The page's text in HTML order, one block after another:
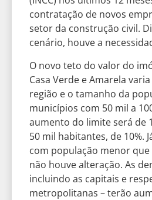
contratação de novos
setor da construção civil.
cenário, houve a
O novo teto do valor do
Casa Verde e Amarela
região e o tamanho da
municípios com 50 mil a
aumento do limite será de
50 mil habitantes, de 10%.
com população menor
não houve alteração. As
incluindo as capitais e
metropolitanas – terão